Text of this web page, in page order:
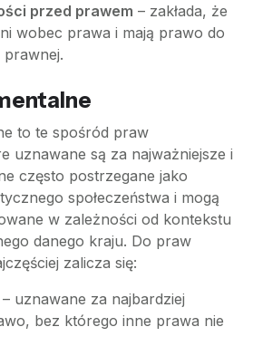
przed prawem – zakłada, że
wobec prawa i mają prawo do
to te spośród praw
uznawane są za najważniejsze i
często postrzegane jako
społeczeństwa i mogą
w zależności od kontekstu
danego kraju. Do praw
zalicza się:
– uznawane za najbardziej
bez którego inne prawa nie